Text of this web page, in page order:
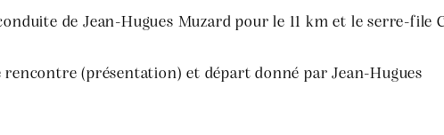
de Jean-Hugues Muzard pour le 11 km et le serre-file
rencontre (présentation) et départ donné par Jean-Hugues